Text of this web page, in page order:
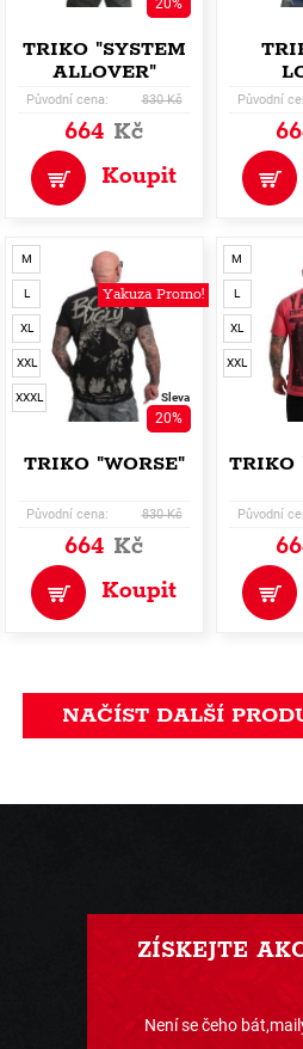
20%
TRIKO "SYSTEM
ALLOVER"
Původní cena: 830 Kč
664 Kč
Koupit
Původní
Yakuza Promo!
M
L
XL
XXL
XXXL Sleva
20%
TRIKO "WORSE"
Původní cena: 830 Kč
664 Kč
Koupit
M
L
XL
XXL
TRIKO
Původní
NAČÍST DALŠÍ
ZÍSKEJTE
Není se čeho